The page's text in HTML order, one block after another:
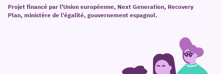
Projet financé par l'Union européenne, Next Generation, Recovery
Plan, ministère de l'égalité, gouvernement espagnol.